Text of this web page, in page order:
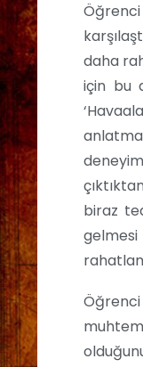
daha
için bu
biraz